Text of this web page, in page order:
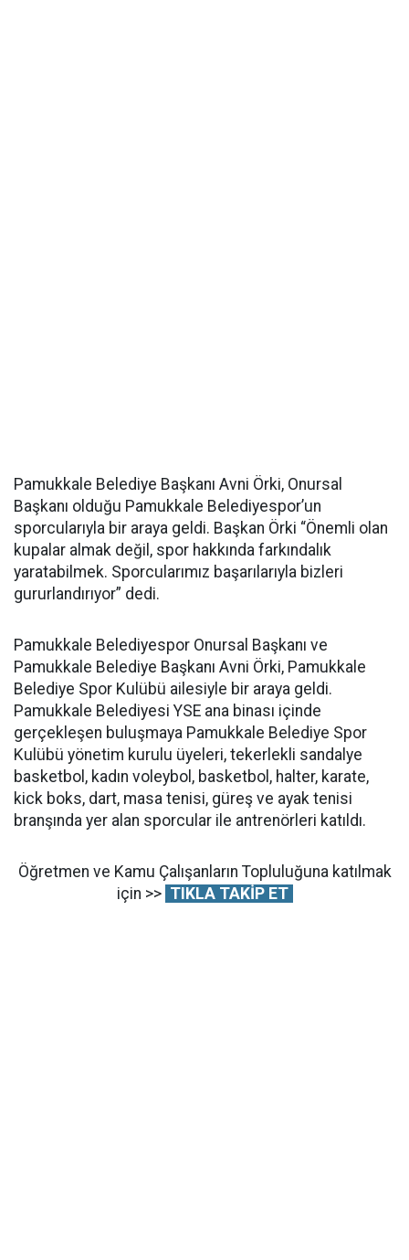
Pamukkale Belediye Başkanı Avni Örki, Onursal
Başkanı olduğu Pamukkale Belediyespor’un
sporcularıyla bir araya geldi. Başkan Örki “Önemli olan
kupalar almak değil, spor hakkında farkındalık
yaratabilmek. Sporcularımız başarılarıyla bizleri
gururlandırıyor” dedi.
Pamukkale Belediyespor Onursal Başkanı ve
Pamukkale Belediye Başkanı Avni Örki, Pamukkale
Belediye Spor Kulübü ailesiyle bir araya geldi.
Pamukkale Belediyesi YSE ana binası içinde
gerçekleşen buluşmaya Pamukkale Belediye Spor
Kulübü yönetim kurulu üyeleri, tekerlekli sandalye
basketbol, kadın voleybol, basketbol, halter, karate,
kick boks, dart, masa tenisi, güreş ve ayak tenisi
branşında yer alan sporcular ile antrenörleri katıldı.
Öğretmen ve Kamu Çalışanların Topluluğuna katılmak
için >> TIKLA TAKİP ET